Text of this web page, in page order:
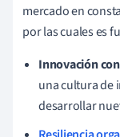
mercado en
por las cuales es
Innovación
una cultura de
desarrollar